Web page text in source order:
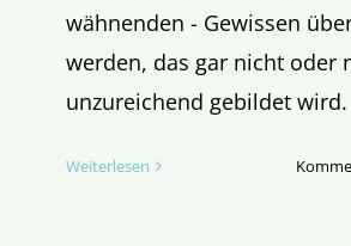
wähnenden - Gewissen
werden, das gar nicht oder
unzureichend gebildet wird.
Weiterlesen